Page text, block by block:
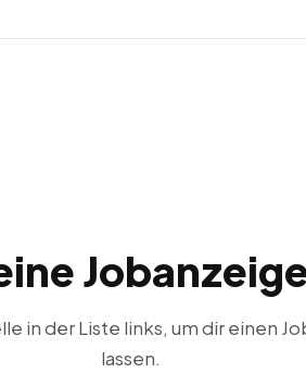
in der Liste links, um dir einen
lassen.